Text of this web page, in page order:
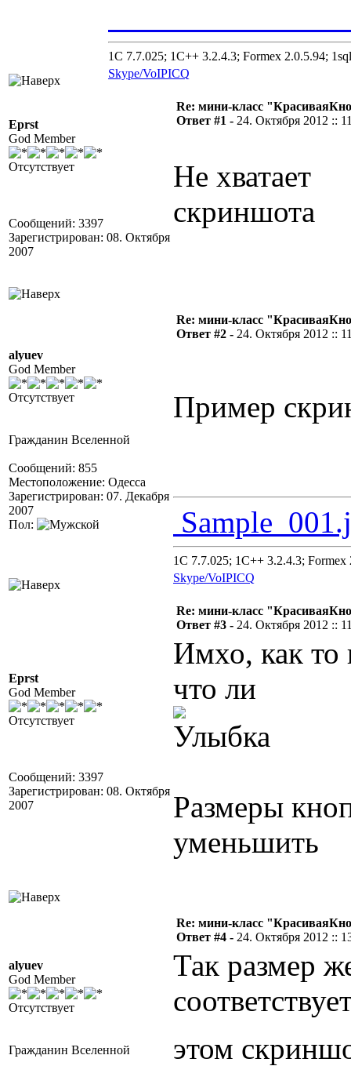
1C 7.7.025; 1C++ 3.2.4.3; Formex 2.0.5.94;
Skype/VoIPICQ
Eprst
God Member
Отсутствует
Сообщений: 3397
Зарегистрирован: 08. Октября
2007
Re: мини-класс
Ответ #1 - 24. Октября 2012 ::
Не хватает
скриншота
alyuev
God Member
Отсутствует
Гражданин Вселенной
Сообщений: 855
Местоположение: Одесса
Зарегистрирован: 07. Декабря
2007
Пол:
Re: мини-класс
Ответ #2 - 24. Октября 2012 ::
Пример
1C 7.7.025; 1C++ 3.2.4.3; Formex
Skype/VoIPICQ
Eprst
God Member
Отсутствует
Сообщений: 3397
Зарегистрирован: 08. Октября
2007
Re: мини-класс
Ответ #3 - 24. Октября 2012 ::
Имхо, как то
что ли
Размеры
уменьшить
alyuev
God Member
Отсутствует
Гражданин Вселенной
Re: мини-класс
Ответ #4 - 24. Октября 2012 ::
Так размер
этом